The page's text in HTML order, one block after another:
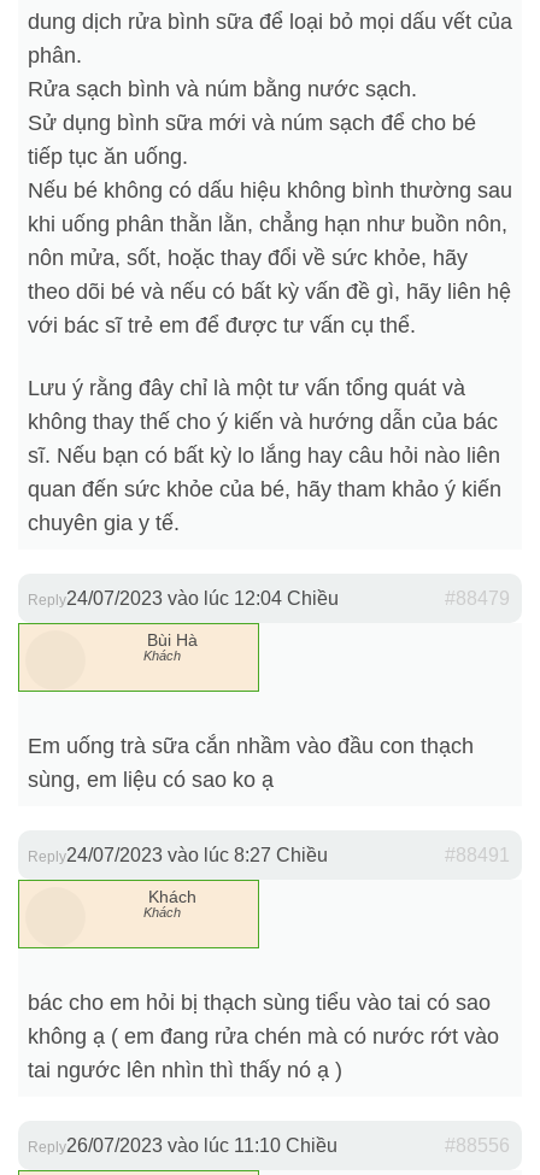
dung dịch rửa bình sữa để loại bỏ mọi dấu vết của
phân.
Rửa sạch bình và núm bằng nước sạch.
Sử dụng bình sữa mới và núm sạch để cho bé
tiếp tục ăn uống.
Nếu bé không có dấu hiệu không bình thường sau
khi uống phân thằn lằn, chẳng hạn như buồn nôn,
nôn mửa, sốt, hoặc thay đổi về sức khỏe, hãy
theo dõi bé và nếu có bất kỳ vấn đề gì, hãy liên hệ
với bác sĩ trẻ em để được tư vấn cụ thể.
Lưu ý rằng đây chỉ là một tư vấn tổng quát và
không thay thế cho ý kiến và hướng dẫn của bác
sĩ. Nếu bạn có bất kỳ lo lắng hay câu hỏi nào liên
quan đến sức khỏe của bé, hãy tham khảo ý kiến
chuyên gia y tế.
24/07/2023 vào lúc 12:04 Chiều #88479
Reply
Bùi Hà
Khách
Em uống trà sữa cắn nhầm vào đầu con thạch
sùng, em liệu có sao ko ạ
24/07/2023 vào lúc 8:27 Chiều #88491
Reply
Khách
Khách
bác cho em hỏi bị thạch sùng tiểu vào tai có sao
không ạ ( em đang rửa chén mà có nước rớt vào
tai ngước lên nhìn thì thấy nó ạ )
26/07/2023 vào lúc 11:10 Chiều #88556
Reply